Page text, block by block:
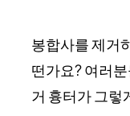
봉합사를 제거
떤가요? 여러
거 흉터가 그렇